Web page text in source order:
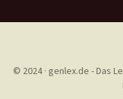
© 2024 · genlex.de - Das